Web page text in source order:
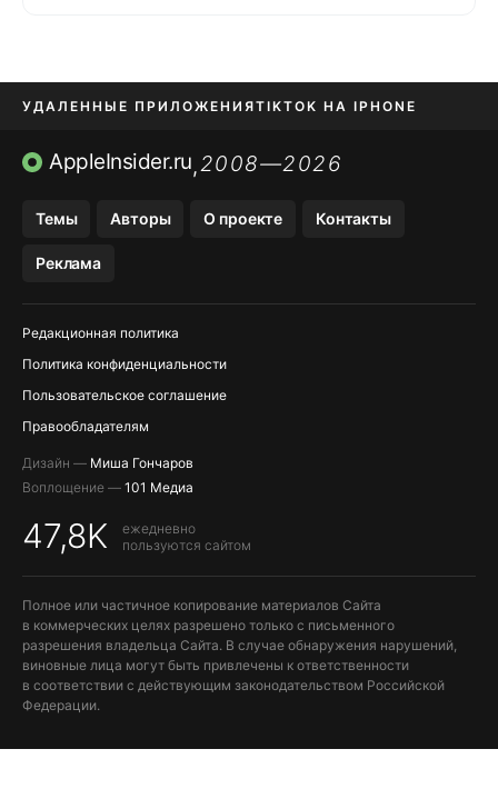
УДАЛЕННЫЕ ПРИЛОЖЕНИЯTIKTOK НА IPHONE
ПРИЛОЖЕНИЯ БЕЗ APP STORE
AppleInsider.ru,2008—2026
Темы Авторы О проекте Контакты
Реклама
Редакционная политика
Политика конфиденциальности
Пользовательское соглашение
Правообладателям
Дизайн — Миша Гончаров
Воплощение — 101 Медиа
47,8K
ежедневно
пользуются сайтом
Полное или частичное копирование материалов Сайта
в коммерческих целях разрешено только с письменного
разрешения владельца Сайта. В случае обнаружения нарушений,
виновные лица могут быть привлечены к ответственности
в соответствии с действующим законодательством Российской
Федерации.